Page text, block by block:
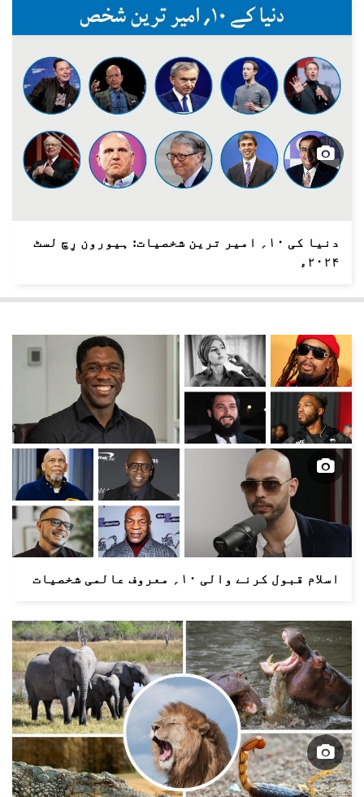
دنیا کی ۱۰؍ امیر ترین شخصیات: ہیورون رِچ لسٹ
۲۰۲۴ء
اسلام قبول کرنے والی ۱۰؍ معروف عالمی شخصیات